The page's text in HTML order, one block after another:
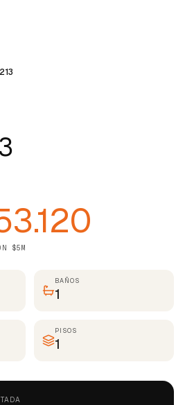
$5M
BAÑOS
1
PISOS
1